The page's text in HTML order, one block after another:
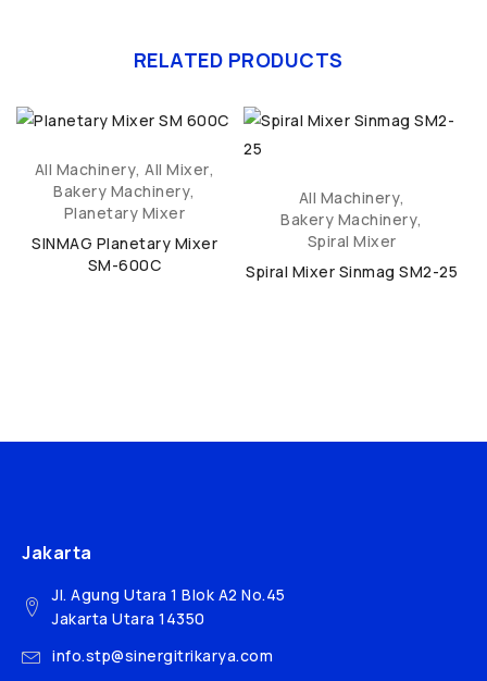
RELATED PRODUCTS
All Machinery,All Mixer,
Bakery Machinery,
Planetary Mixer
SINMAG Planetary Mixer
SM-600C
All Machinery,
Bakery Machinery,
Spiral Mixer
Spiral Mixer Sinmag SM2-25
Jakarta
Jl. Agung Utara 1 Blok A2 No.45
Jakarta Utara 14350
info.stp@sinergitrikarya.com